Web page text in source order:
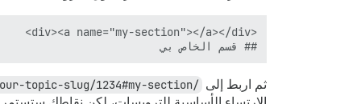
## قسم الخاص بي
ثم اربط إلى /t/your-topic-slug/1234#my-section